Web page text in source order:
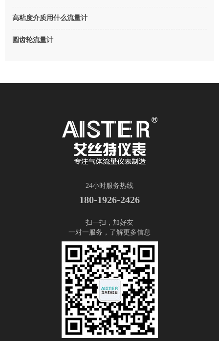
高粘度介质用什么流量计
圆齿轮流量计
24小时服务热线
180-1926-2426
扫一扫，加好友
一对一服务，了解更多信息